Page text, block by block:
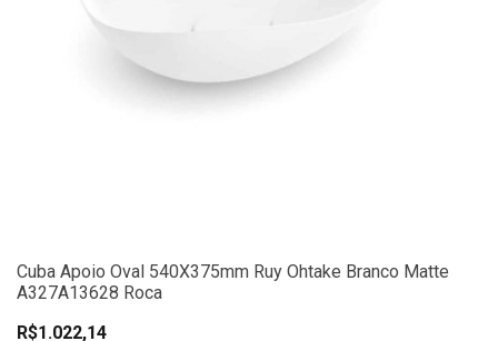
Cuba Apoio Oval 540X375mm Ruy Ohtake Branco Matte
A327A13628 Roca
R$1.022,14